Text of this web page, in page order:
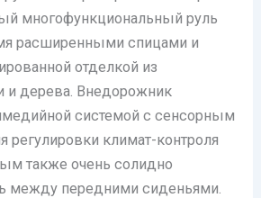
многофункциональный руль
расширенными спицами и
отделкой из
и дерева. Внедорожник
системой с сенсорным
регулировки климат-контроля
также очень солидно
между передними сиденьями.